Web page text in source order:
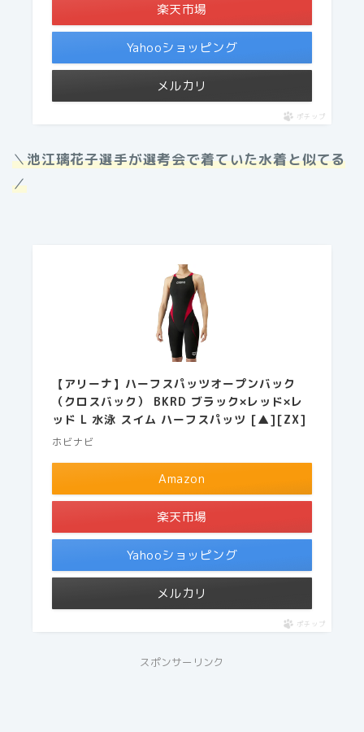
楽天市場
Yahooショッピング
メルカリ
ポチップ
＼池江璃花子選手が選考会で着ていた水着と似てる
／
【アリーナ】ハーフスパッツオープンバック
（クロスバック） BKRD ブラック×レッド×レ
ッド L 水泳 スイム ハーフスパッツ [▲][ZX]
ホビナビ
Amazon
楽天市場
Yahooショッピング
メルカリ
ポチップ
スポンサーリンク